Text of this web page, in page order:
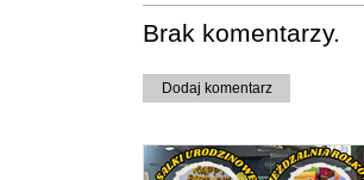
Brak komentarzy.
Dodaj komentarz